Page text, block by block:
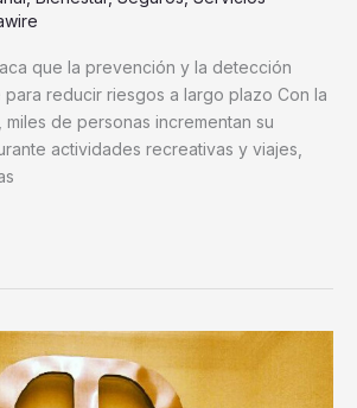
que la prevención y la detección
para reducir riesgos a largo plazo Con la
de personas incrementan su
actividades recreativas y viajes,